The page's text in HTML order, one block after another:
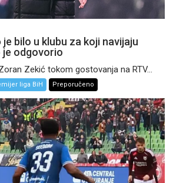
bilo u klubu za koji navijaju
je odgovorio
Zekić tokom gostovanja na RTV...
liga BiH Preporučeno